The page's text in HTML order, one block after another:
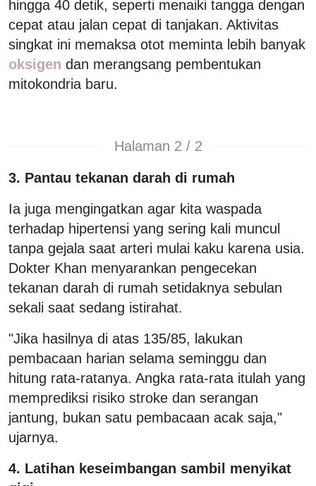
hingga 40 detik, seperti menaiki tangga dengan
cepat atau jalan cepat di tanjakan. Aktivitas
singkat ini memaksa otot meminta lebih banyak
oksigen dan merangsang pembentukan
mitokondria baru.
Halaman 2 / 2
3. Pantau tekanan darah di rumah
Ia juga mengingatkan agar kita waspada
terhadap hipertensi yang sering kali muncul
tanpa gejala saat arteri mulai kaku karena usia.
Dokter Khan menyarankan pengecekan
tekanan darah di rumah setidaknya sebulan
sekali saat sedang istirahat.
"Jika hasilnya di atas 135/85, lakukan
pembacaan harian selama seminggu dan
hitung rata-ratanya. Angka rata-rata itulah yang
memprediksi risiko stroke dan serangan
jantung, bukan satu pembacaan acak saja,"
ujarnya.
4. Latihan keseimbangan sambil menyikat